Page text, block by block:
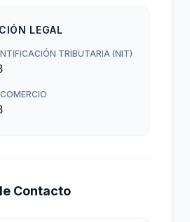
LEGAL
TRIBUTARIA (NIT)
Contacto